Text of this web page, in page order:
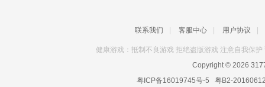
联系我们 客服中心 用户协议
健康游戏：抵制不良游戏 拒绝盗版游戏 注意自我保
Copyright © 2026
粤ICP备16019745号-5 粤B2-